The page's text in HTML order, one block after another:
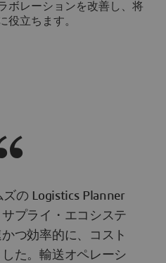
ボレーションを改善し、将
役立ちます。
の Logistics Planner
プライ・エコシステ
つ効率的に、コスト
た。輸送オペレーシ